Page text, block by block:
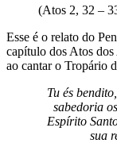
(Atos 2, 32 –
Esse é o relato do
capítulo dos Atos
ao cantar o Tropário
Tu és
sabedoria
Espírito
sua